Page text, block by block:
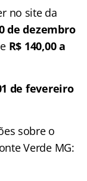
no site da
de dezembro
R$ 140,00 a
de fevereiro
sobre o
Verde MG: